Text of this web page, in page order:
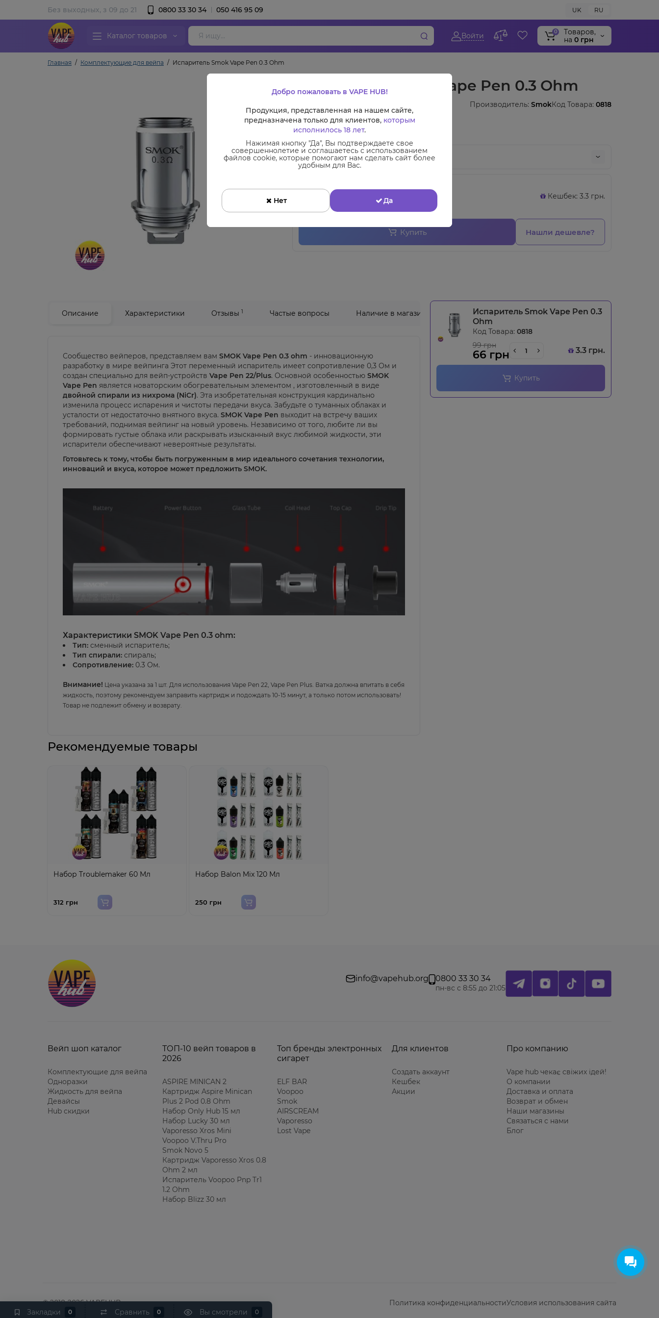
Закладки 0 Сравнить 0 Вы смотрели 0
Без выходных, з 09 до 21 0800 33 30 34 050 416 95 09 UK RU
Каталог товаров Войти 0
Tоваров,
на 0 грн
Главная Комплектующие для вейпа Испаритель Smok Vape Pen 0.3 Ohm
Испаритель Smok Vape Pen 0.3 Ohm
Производитель: SmokКод Товара: 0818
Сменные комплектующие
Испарители
99 грн
66 грн
Кешбек: 3.3 грн.
Купить Нашли дешевле?
Описание Характеристики Отзывы 1 Частые вопросы Наличие в магазинах
Сообщество вейперов, представляем вам SMOK Vape Pen 0.3 ohm - инновационную
разработку в мире вейпинга Этот переменный испаритель имеет сопротивление 0,3 Ом и
создан специально для вейп-устройств Vape Pen 22/Plus. Основной особенностью SMOK
Vape Pen является новаторским обогревательным элементом , изготовленный в виде
двойной спирали из нихрома (NiCr). Эта изобретательная конструкция кардинально
изменила процесс испарения и чистоты передачи вкуса. Забудьте о туманных облаках и
усталости от недостаточно внятного вкуса. SMOK Vape Pen выходит на встречу ваших
требований, поднимая вейпинг на новый уровень. Независимо от того, любите ли вы
формировать густые облака или раскрывать изысканный вкус любимой жидкости, эти
испарители обеспечивают невероятные результаты.
Готовьтесь к тому, чтобы быть погруженным в мир идеального сочетания технологии,
инноваций и вкуса, которое может предложить SMOK.
Характеристики SMOK Vape Pen 0.3 ohm:
Тип: сменный испаритель;
Тип спирали: спираль;
Сопротивление: 0.3 Ом.
Внимание! Цена указана за 1 шт. Для использования Vape Pen 22, Vape Pen Plus. Ватка должна впитать в себя
жидкость, поэтому рекомендуем заправить картридж и подождать 10-15 минут, а только потом использовать!
Товар не подлежит обмену и возврату.
Испаритель Smok Vape Pen 0.3
Ohm
Код Товара: 0818
99 грн
66 грн 3.3 грн.
Купить
Рекомендуемые товары
Набор Troublemaker 60 Мл
312 грн
Набор Balon Mix 120 Мл
250 грн
0800 33 30 34
пн-вс с 8:55 до 21:05
info@vapehub.org
Вейп шоп каталог
Комплектующие для вейпа
Одноразки
Жидкость для вейпа
Девайсы
Hub скидки
ТОП-10 вейп товаров в
2026
ASPIRE MINICAN 2
Картридж Aspire Minican
Plus 2 Pod 0.8 Ohm
Набор Only Hub 15 мл
Набор Lucky 30 мл
Vaporesso Xros Mini
Voopoo V.Thru Pro
Smok Novo 5
Картридж Vaporesso Xros 0.8
Ohm 2 мл
Испаритель Voopoo Pnp Tr1
1.2 Ohm
Набор Blizz 30 мл
Топ бренды электронных
сигарет
ELF BAR
Voopoo
Smok
AIRSCREAM
Vaporesso
Lost Vape
Для клиентов
Создать аккаунт
Кешбек
Акции
Про компанию
Vape hub чекає свіжих ідей!
О компании
Доставка и оплата
Возврат и обмен
Наши магазины
Связаться с нами
Блог
© 2018-2026 VAPEHUB Политика конфиденциальностиУсловия использования сайта
Добро пожаловать в VAPE HUB!
Продукция, представленная на нашем сайте,
предназначена только для клиентов, которым
исполнилось 18 лет.
Нажимая кнопку "Да", Вы подтверждаете свое
совершеннолетие и соглашаетесь с использованием
файлов cookie, которые помогают нам сделать сайт более
удобным для Вас.
Нет Да